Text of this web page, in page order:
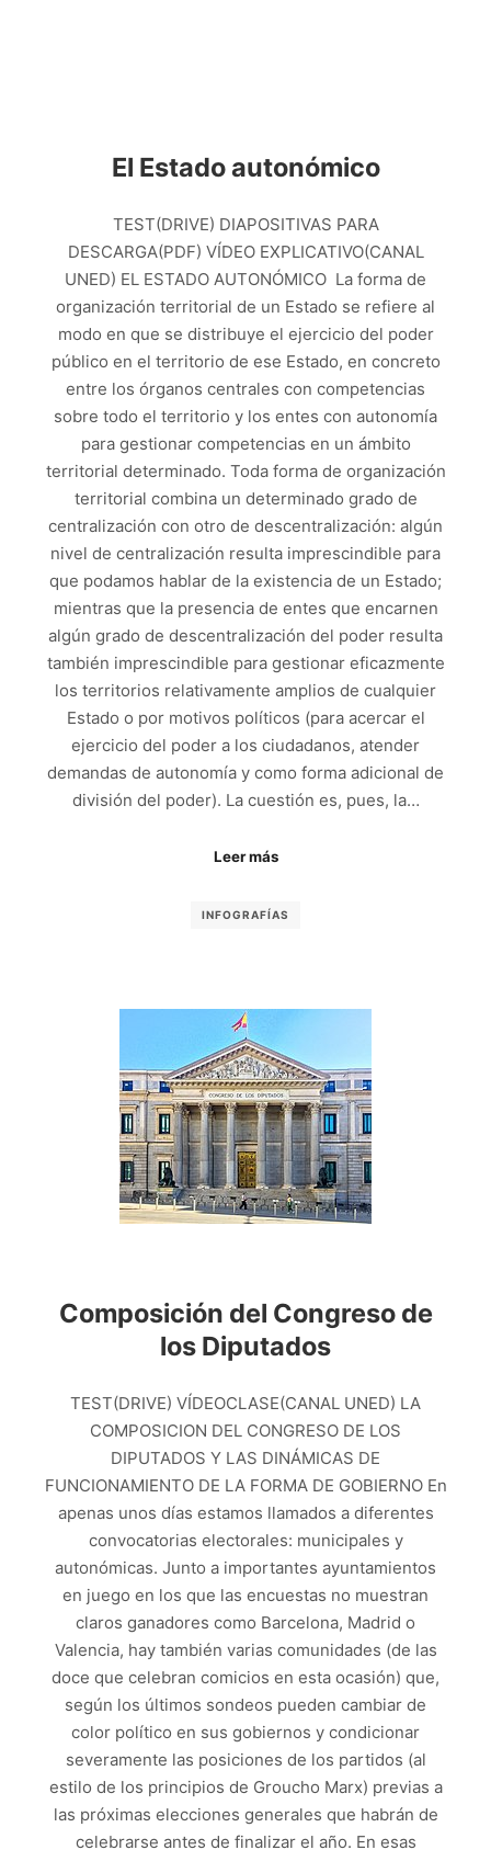
El Estado autonómico
TEST(DRIVE) DIAPOSITIVAS PARA
DESCARGA(PDF) VÍDEO EXPLICATIVO(CANAL
UNED) EL ESTADO AUTONÓMICO La forma de
organización territorial de un Estado se refiere al
modo en que se distribuye el ejercicio del poder
público en el territorio de ese Estado, en concreto
entre los órganos centrales con competencias
sobre todo el territorio y los entes con autonomía
para gestionar competencias en un ámbito
territorial determinado. Toda forma de organización
territorial combina un determinado grado de
centralización con otro de descentralización: algún
nivel de centralización resulta imprescindible para
que podamos hablar de la existencia de un Estado;
mientras que la presencia de entes que encarnen
algún grado de descentralización del poder resulta
también imprescindible para gestionar eficazmente
los territorios relativamente amplios de cualquier
Estado o por motivos políticos (para acercar el
ejercicio del poder a los ciudadanos, atender
demandas de autonomía y como forma adicional de
división del poder). La cuestión es, pues, la…
Leer más
INFOGRAFÍAS
Composición del Congreso de
los Diputados
TEST(DRIVE) VÍDEOCLASE(CANAL UNED) LA
COMPOSICION DEL CONGRESO DE LOS
DIPUTADOS Y LAS DINÁMICAS DE
FUNCIONAMIENTO DE LA FORMA DE GOBIERNO En
apenas unos días estamos llamados a diferentes
convocatorias electorales: municipales y
autonómicas. Junto a importantes ayuntamientos
en juego en los que las encuestas no muestran
claros ganadores como Barcelona, Madrid o
Valencia, hay también varias comunidades (de las
doce que celebran comicios en esta ocasión) que,
según los últimos sondeos pueden cambiar de
color político en sus gobiernos y condicionar
severamente las posiciones de los partidos (al
estilo de los principios de Groucho Marx) previas a
las próximas elecciones generales que habrán de
celebrarse antes de finalizar el año. En esas